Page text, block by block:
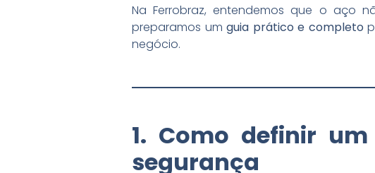
Na Ferrobraz, entendemos que o aço
preparamos umguia prático e completo
negócio.
1. Como definir
segurança